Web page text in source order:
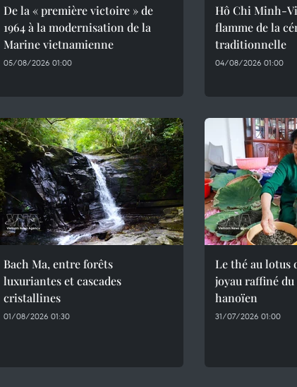
De la « première victoire » de
1964 à la modernisation de la
Marine vietnamienne
05/08/2026 01:00
Hô Chi Minh-
flamme de la
traditionnelle
04/08/2026 01:00
Bach Ma, entre forêts
luxuriantes et cascades
cristallines
01/08/2026 01:30
Le thé au lotus
joyau raffiné
hanoïen
31/07/2026 01:00